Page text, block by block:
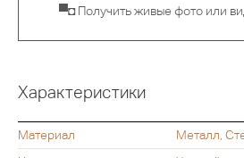
▀◘ Получить живые фото или
Характеристики
Материал
Металл,